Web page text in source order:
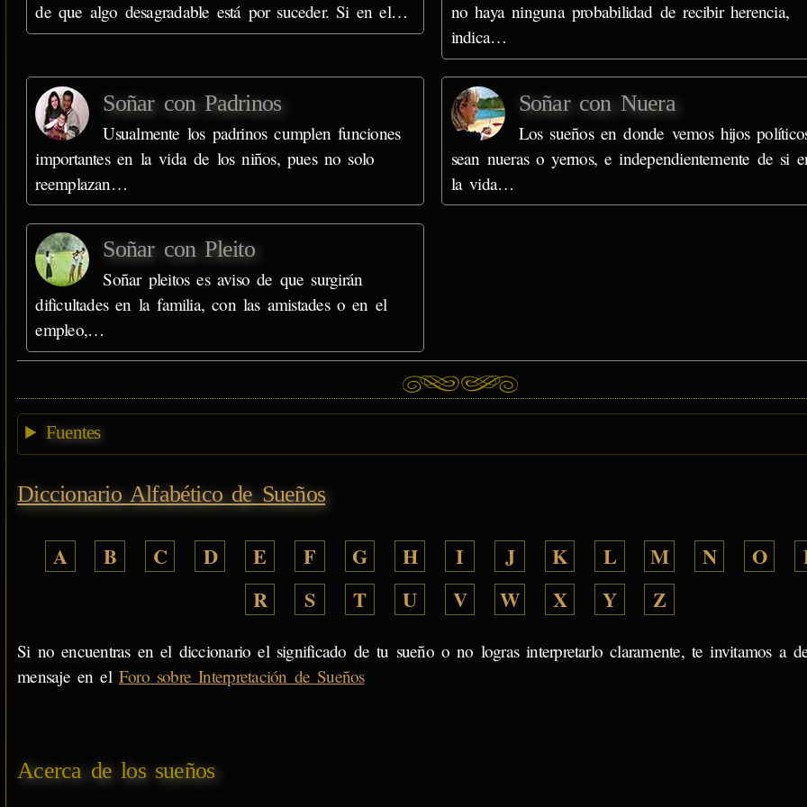
de que algo desagradable está por suceder. Si en el…
no haya ninguna probabilidad de recibir herencia,
indica…
Soñar con Padrinos
Usualmente los padrinos cumplen funciones
importantes en la vida de los niños, pues no solo
reemplazan…
Soñar con Nuera
Los sueños en donde vemos hijos
sean nueras o yernos, e independientemente de si
la vida…
Soñar con Pleito
Soñar pleitos es aviso de que surgirán
dificultades en la familia, con las amistades o en el
empleo,…
Fuentes
Diccionario Alfabético de Sueños
A B C D E F G H I J K L M N O
R
S T U V W X Y Z
Si no encuentras en el diccionario el significado de tu sueño o no logras interpretarlo claramente, te invitamos a
mensaje en el Foro sobre Interpretación de Sueños
Acerca de los sueños